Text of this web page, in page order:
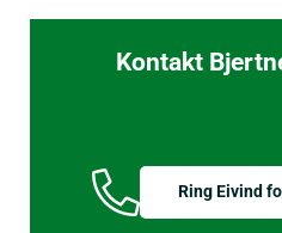
Kontakt
Ring Eivind